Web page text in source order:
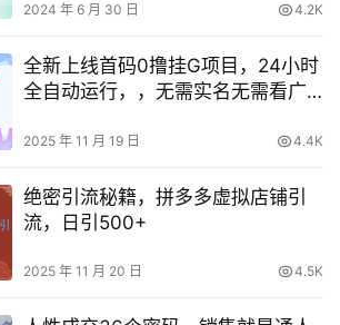
2024 年 6 月 30 日 4.2K
全新上线首码0撸挂G项目，24小时
全自动运行，，无需实名无需看广
2025 年 11 月 19 日 4.4K
绝密引流秘籍，拼多多虚拟店铺引
流，日引500+
2025 年 11 月 20 日 4.5K